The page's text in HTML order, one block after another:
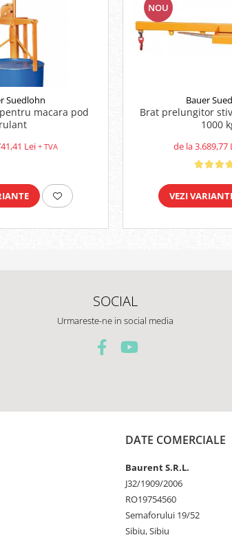
Suedlohn
macara pod
rulant
Lei+ TVA
NOU
Bauer
Brat prelungitor
1000
de la 3.689,77
VEZI
SOCIAL
Urmareste-ne in social media
DATE COMERCIALE
Baurent S.R.L.
J32/1909/2006
RO19754560
Semaforului 19/52
Sibiu, Sibiu